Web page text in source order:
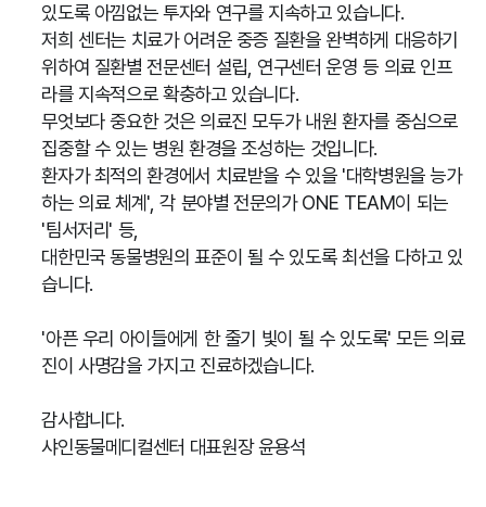
있도록 아낌없는 투자와 연구를 지속하고 있습니다.
저희 센터는 치료가 어려운 중증 질환을 완벽하게 대응하기
위하여 질환별 전문센터 설립, 연구센터 운영 등 의료 인프
라를 지속적으로 확충하고 있습니다.
무엇보다 중요한 것은 의료진 모두가 내원 환자를 중심으로
집중할 수 있는 병원 환경을 조성하는 것입니다.
환자가 최적의 환경에서 치료받을 수 있을 '대학병원을 능가
하는 의료 체계', 각 분야별 전문의가 ONE TEAM이 되는
'팀서저리' 등,
대한민국 동물병원의 표준이 될 수 있도록 최선을 다하고 있
습니다.
'아픈 우리 아이들에게 한 줄기 빛이 될 수 있도록' 모든 의료
진이 사명감을 가지고 진료하겠습니다.
감사합니다.
샤인동물메디컬센터 대표원장 윤용석